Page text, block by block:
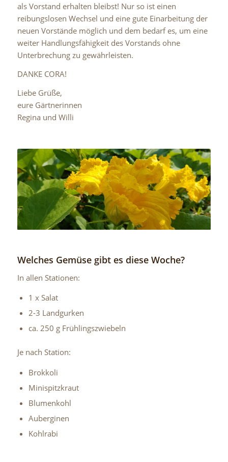
als Vorstand erhalten bleibst! Nur so ist einen
reibungslosen Wechsel und eine gute Einarbeitung der
neuen Vorstände möglich und dem bedarf es, um eine
weiter Handlungsfähigkeit des Vorstands ohne
Unterbrechung zu gewährleisten.
DANKE CORA!
Liebe Grüße,
eure Gärtnerinnen
Regina und Willi
Welches Gemüse gibt es diese Woche?
In allen Stationen:
1 x Salat
2-3 Landgurken
ca. 250 g Frühlingszwiebeln
Je nach Station:
Brokkoli
Minispitzkraut
Blumenkohl
Auberginen
Kohlrabi